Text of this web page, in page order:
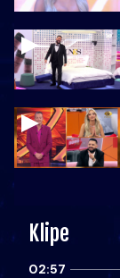
Klipe
02:57